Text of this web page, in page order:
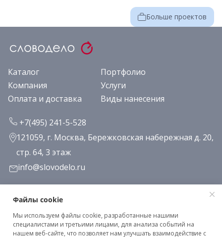
Больше проектов
Каталог
Портфолио
Компания
Услуги
Оплата и доставка
Виды нанесения
+7(495) 241-5-528
121059, г. Москва, Бережковская набережная д. 20,
стр. 64, 3 этаж
info@slovodelo.ru
Заказать звонок
Подписаться на рассылку
Файлы cookie
Мы используем файлы cookie, разработанные нашими
специалистами и третьими лицами, для анализа событий на
нашем веб-сайте, что позволяет нам улучшать взаимодействие с